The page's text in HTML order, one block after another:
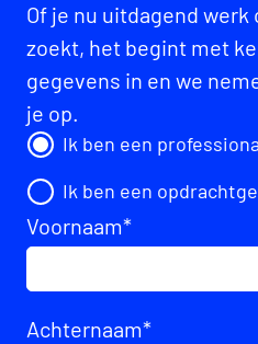
Of je nu uitdagend
zoekt, het begint met
gegevens in en we
je op.
Ik ben een
Ik ben een
Voornaam*
Achternaam*